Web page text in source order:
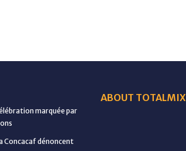
marquée par
Concacaf dénoncent
ABOUT TOTALMIX